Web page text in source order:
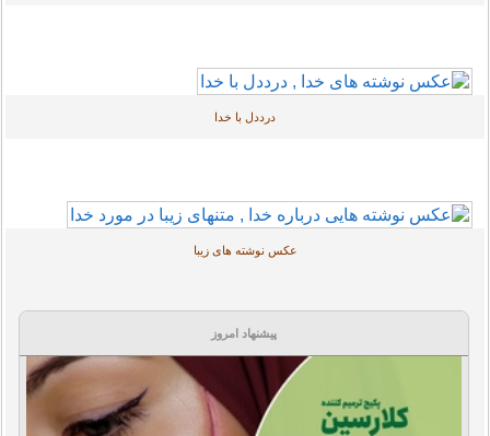
درددل با خدا
عکس نوشته های زیبا
پیشنهاد امروز